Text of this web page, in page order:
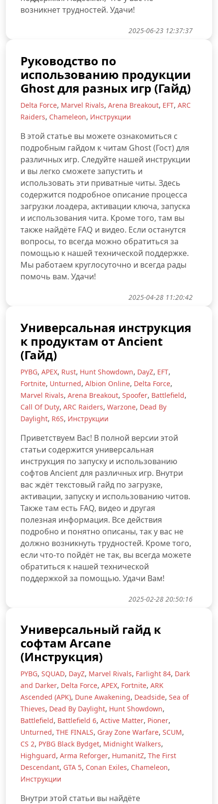
возникнет трудностей. Удачи!
2025-06-23 12:37:37
Руководство по
использованию продукции
Ghost для разных игр (Гайд)
Delta Force, Marvel Rivals, Arena Breakout, EFT, ARC
Raiders, Chameleon, Инструкции
В этой статье вы можете ознакомиться с
подробным гайдом к читам Ghost (Гост) для
различных игр. Следуйте нашей инструкции
и вы легко сможете запустить и
использовать эти приватные читы. Здесь
содержится подробное описание процесса
загрузки лоадера, активации ключа, запуска
и использования чита. Кроме того, там вы
также найдёте FAQ и видео. Если останутся
вопросы, то всегда можно обратиться за
помощью к нашей технической поддержке.
Мы работаем круглосуточно и всегда рады
помочь вам. Удачи!
2025-04-28 11:20:42
Универсальная инструкция
к продуктам от Ancient
(Гайд)
PYBG, APEX, Rust, Hunt Showdown, DayZ, EFT,
Fortnite, Unturned, Albion Online, Delta Force,
Marvel Rivals, Arena Breakout, Spoofer, Battlefield,
Call Of Duty, ARC Raiders, Warzone, Dead By
Daylight, R6S, Инструкции
Приветствуем Вас! В полной версии этой
статьи содержится универсальная
инструкция по запуску и использованию
софтов Ancient для различных игр. Внутри
вас ждёт текстовый гайд по загрузке,
активации, запуску и использованию читов.
Также там есть FAQ, видео и другая
полезная информация. Все действия
подробно и понятно описаны, так у вас не
должно возникнуть трудностей. Кроме того,
если что-то пойдёт не так, вы всегда можете
обратиться к нашей технической
поддержкой за помощью. Удачи Вам!
2025-02-28 20:50:16
Универсальный гайд к
софтам Arcane
(Инструкция)
PYBG, SQUAD, DayZ, Marvel Rivals, Farlight 84, Dark
and Darker, Delta Force, APEX, Fortnite, ARK
Ascended (АРК), Dune Awakening, Deadside, Sea of
Thieves, Dead By Daylight, Hunt Showdown,
Battlefield, Battlefield 6, Active Matter, Pioner,
Unturned, THE FINALS, Gray Zone Warfare, SCUM,
CS 2, PYBG Black Bydget, Midnight Walkers,
Highguard, Arma Reforger, HumanitZ, The First
Descendant, GTA 5, Conan Exiles, Chameleon,
Инструкции
Внутри этой статьи вы найдёте